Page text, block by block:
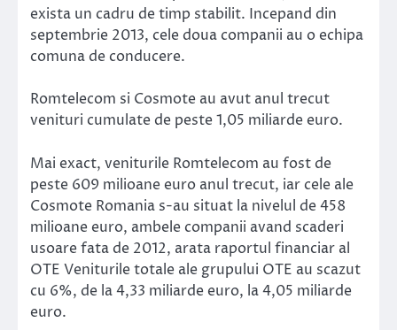
exista un cadru de timp stabilit. Incepand din
septembrie 2013, cele doua companii au o echipa
comuna de conducere.
Romtelecom si Cosmote au avut anul trecut
venituri cumulate de peste 1,05 miliarde euro.
Mai exact, veniturile Romtelecom au fost de
peste 609 milioane euro anul trecut, iar cele ale
Cosmote Romania s-au situat la nivelul de 458
milioane euro, ambele companii avand scaderi
usoare fata de 2012, arata raportul financiar al
OTE Veniturile totale ale grupului OTE au scazut
cu 6%, de la 4,33 miliarde euro, la 4,05 miliarde
euro.